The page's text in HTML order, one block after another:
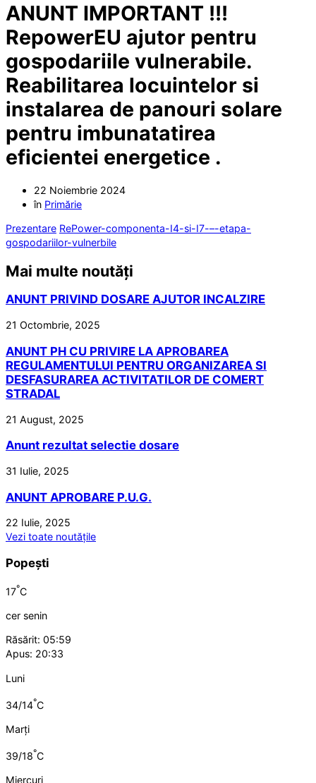
ANUNT IMPORTANT !!!
RepowerEU ajutor pentru
gospodariile vulnerabile.
Reabilitarea locuintelor si
instalarea de panouri solare
pentru imbunatatirea
eficientei energetice .
22 Noiembrie 2024
în Primărie
Prezentare RePower-componenta-I4-si-I7-–-etapa-
gospodariilor-vulnerbile
Mai multe noutăți
ANUNT PRIVIND DOSARE AJUTOR INCALZIRE
21 Octombrie, 2025
ANUNT PH CU PRIVIRE LA APROBAREA
REGULAMENTULUI PENTRU ORGANIZAREA SI
DESFASURAREA ACTIVITATILOR DE COMERT
STRADAL
21 August, 2025
Anunt rezultat selectie dosare
31 Iulie, 2025
ANUNT APROBARE P.U.G.
22 Iulie, 2025
Vezi toate noutățile
Popești
17°C
cer senin
Răsărit: 05:59
Apus: 20:33
Luni
34/14°C
Marți
39/18°C
Miercuri